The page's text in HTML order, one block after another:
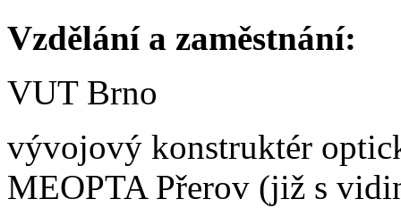
Vzdělání a zaměstnání:
VUT Brno
vývojový konstruktér
MEOPTA Přerov (již s